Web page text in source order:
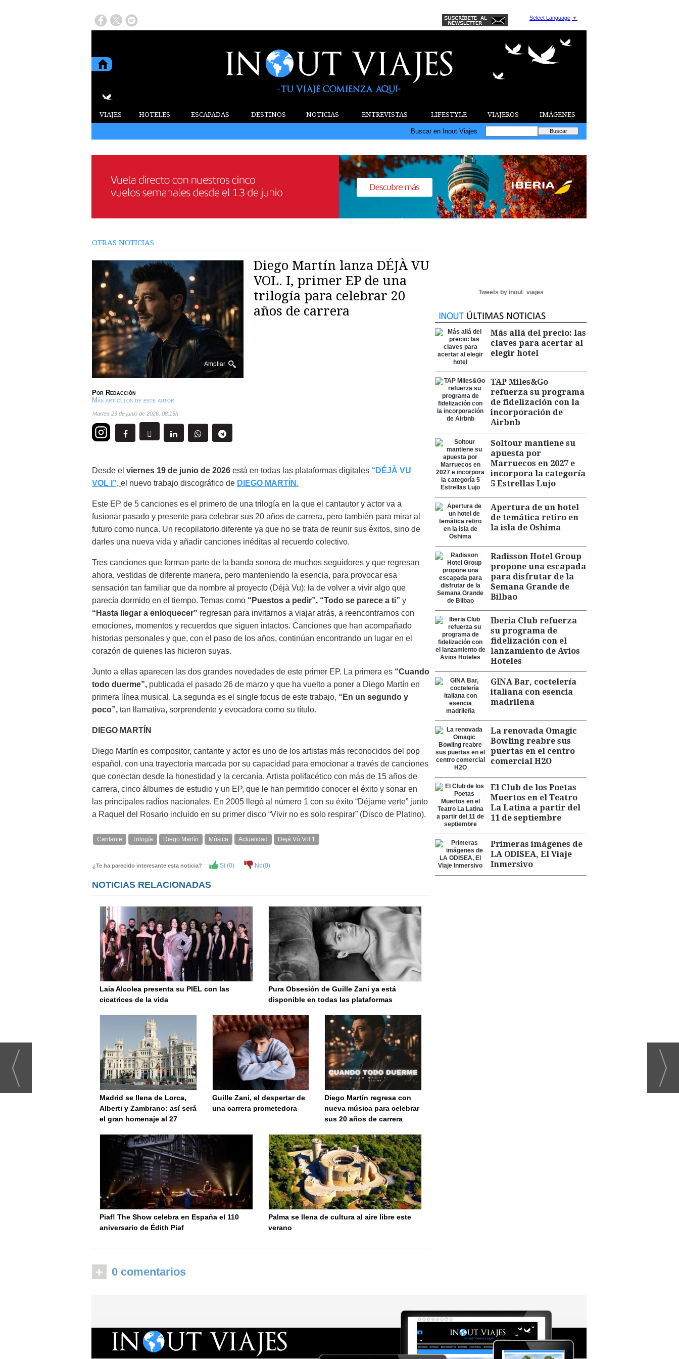
Select Language ▼
VIAJES HOTELES ESCAPADAS DESTINOS NOTICIAS ENTREVISTAS LIFESTYLE VIAJEROS IMÁGENES
Buscar en Inout Viajes
OTRAS NOTICIAS
Ampliar
Diego Martín lanza DÉJÀ VU
VOL. I, primer EP de una
trilogía para celebrar 20
años de carrera
Por Redacción
Más artículos de este autor
martes 23 de junio de 2026 08:15h
Desde el viernes 19 de junio de 2026 está en todas las plataformas digitales “DÉJÀ VU
VOL I”, el nuevo trabajo discográfico de DIEGO MARTÍN .
Este EP de 5 canciones es el primero de una trilogía en la que el cantautor y actor va a
fusionar pasado y presente para celebrar sus 20 años de carrera, pero también para mirar al
futuro como nunca. Un recopilatorio diferente ya que no se trata de reunir sus éxitos, sino de
darles una nueva vida y añadir canciones inéditas al recuerdo colectivo.
Tres canciones que forman parte de la banda sonora de muchos seguidores y que regresan
ahora, vestidas de diferente manera, pero manteniendo la esencia, para provocar esa
sensación tan familiar que da nombre al proyecto (Déjà Vu): la de volver a vivir algo que
parecía dormido en el tiempo. Temas como “Puestos a pedir”, “Todo se parece a ti” y
“Hasta llegar a enloquecer” regresan para invitarnos a viajar atrás, a reencontrarnos con
emociones, momentos y recuerdos que siguen intactos. Canciones que han acompañado
historias personales y que, con el paso de los años, continúan encontrando un lugar en el
corazón de quienes las hicieron suyas.
Junto a ellas aparecen las dos grandes novedades de este primer EP. La primera es “Cuando
todo duerme”, publicada el pasado 26 de marzo y que ha vuelto a poner a Diego Martín en
primera línea musical. La segunda es el single focus de este trabajo, “En un segundo y
poco”, tan llamativa, sorprendente y evocadora como su título.
DIEGO MARTÍN
Diego Martín es compositor, cantante y actor es uno de los artistas más reconocidos del pop
español, con una trayectoria marcada por su capacidad para emocionar a través de canciones
que conectan desde la honestidad y la cercanía. Artista polifacético con más de 15 años de
carrera, cinco álbumes de estudio y un EP, que le han permitido conocer el éxito y sonar en
las principales radios nacionales. En 2005 llegó al número 1 con su éxito “Déjame verte” junto
a Raquel del Rosario incluido en su primer disco “Vivir no es solo respirar” (Disco de Platino).
Cantante Trilogía Diego Martín Música Actualidad Dejá Vú Vol.1
¿Te ha parecido interesante esta noticia? Si (0) No(0)
NOTICIAS RELACIONADAS
Laia Alcolea presenta su PIEL con las
cicatrices de la vida
Pura Obsesión de Guille Zani ya está
disponible en todas las plataformas
Madrid se llena de Lorca,
Alberti y Zambrano: así será
el gran homenaje al 27
Guille Zani, el despertar de
una carrera prometedora
Diego Martín regresa con
nueva música para celebrar
sus 20 años de carrera
Piaf! The Show celebra en España el 110
aniversario de Édith Piaf
Palma se llena de cultura al aire libre este
verano
+ 0 comentarios
Tweets by inout_viajes
Más allá del precio: las
claves para acertar al
elegir hotel
TAP Miles&Go
refuerza su programa
de fidelización con la
incorporación de
Airbnb
Soltour mantiene su
apuesta por
Marruecos en 2027 e
incorpora la categoría
5 Estrellas Lujo
Apertura de un hotel
de temática retiro en
la isla de Oshima
Radisson Hotel Group
propone una escapada
para disfrutar de la
Semana Grande de
Bilbao
Iberia Club refuerza
su programa de
fidelización con el
lanzamiento de Avios
Hoteles
GINA Bar, coctelería
italiana con esencia
madrileña
La renovada Omagic
Bowling reabre sus
puertas en el centro
comercial H2O
El Club de los Poetas
Muertos en el Teatro
La Latina a partir del
11 de septiembre
Primeras imágenes de
LA ODISEA, El Viaje
Inmersivo